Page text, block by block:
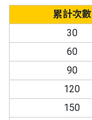
累計次數
30
60
90
120
150